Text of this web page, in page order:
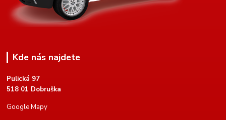
Kde nás najdete
Pulická 97
518 01 Dobruška
Google Mapy